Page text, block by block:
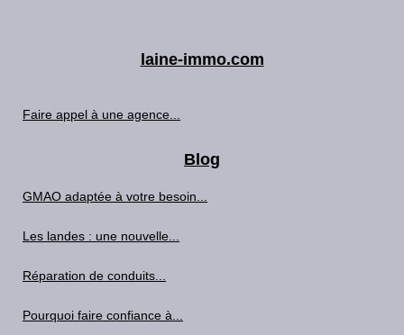
laine-immo.com
Faire appel à une agence...
Blog
GMAO adaptée à votre besoin...
Les landes : une nouvelle...
Réparation de conduits...
Pourquoi faire confiance à...